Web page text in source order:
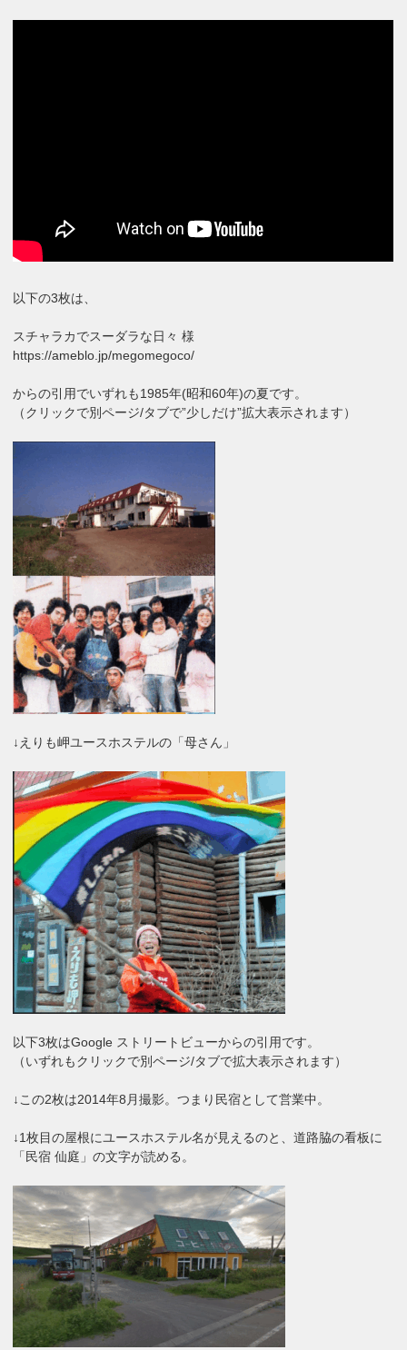
以下の3枚は、
スチャラカでスーダラな日々 様
https://ameblo.jp/megomegoco/
からの引用でいずれも1985年(昭和60年)の夏です。
（クリックで別ページ/タブで”少しだけ”拡大表示されます）
↓えりも岬ユースホステルの「母さん」
以下3枚はGoogle ストリートビューからの引用です。
（いずれもクリックで別ページ/タブで拡大表示されます）
↓この2枚は2014年8月撮影。つまり民宿として営業中。
↓1枚目の屋根にユースホステル名が見えるのと、道路脇の看板に
「民宿 仙庭」の文字が読める。